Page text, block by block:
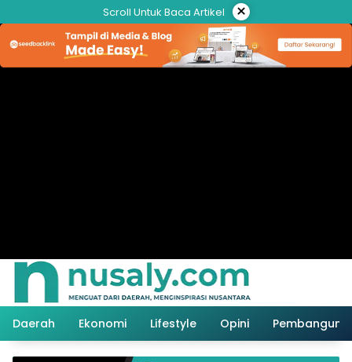
ke
konten
Scroll Untuk Baca Artikel ×
Daerah Ekonomi Lifestyle Opini